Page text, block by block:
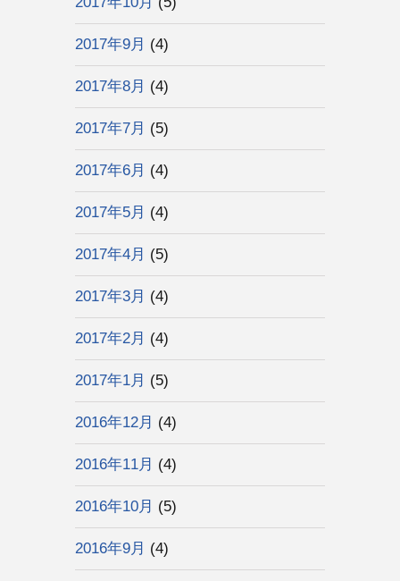
2017年9月 (4)
2017年8月 (4)
2017年7月 (5)
2017年6月 (4)
2017年5月 (4)
2017年4月 (5)
2017年3月 (4)
2017年2月 (4)
2017年1月 (5)
2016年12月 (4)
2016年11月 (4)
2016年10月 (5)
2016年9月 (4)